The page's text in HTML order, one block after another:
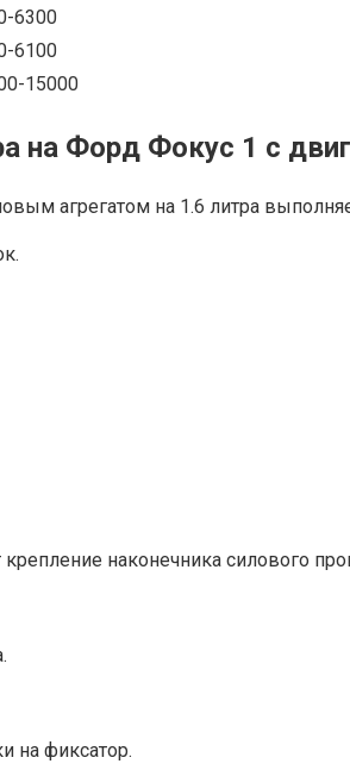
6300
6100
15000
на Форд Фокус 1 с
агрегатом на 1.6 литра
наконечника силового
на фиксатор.